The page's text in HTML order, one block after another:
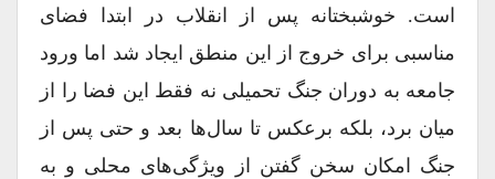
است. خوشبختانه پس از انقلاب در ابتدا فضای
مناسبی برای خروج از این منطق ایجاد شد اما ورود
جامعه به دوران جنگ تحمیلی نه فقط این فضا را از
میان برد، بلکه برعکس تا سال‌ها بعد و حتی پس از
جنگ امکان سخن گفتن از ویژگی‌های محلی و به